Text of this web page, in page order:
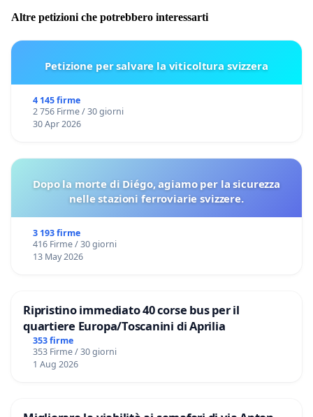
Altre petizioni che potrebbero interessarti
Petizione per salvare la viticoltura svizzera
4 145 firme
2 756 Firme / 30 giorni
30 Apr 2026
Dopo la morte di Diégo, agiamo per la sicurezza
nelle stazioni ferroviarie svizzere.
3 193 firme
416 Firme / 30 giorni
13 May 2026
Ripristino immediato 40 corse bus per il
quartiere Europa/Toscanini di Aprilia
353 firme
353 Firme / 30 giorni
1 Aug 2026